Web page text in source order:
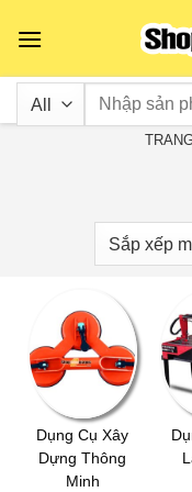
Dụng Cụ Xây
Dựng Thông
Minh